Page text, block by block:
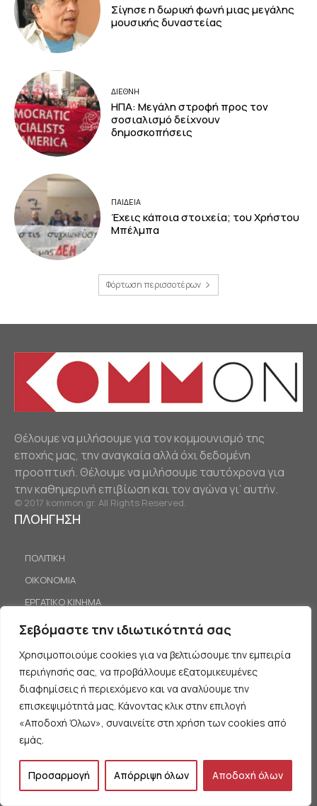
Σεβόμαστε την ιδιωτικότητά σας
Χρησιμοποιούμε cookies για να βελτιώσουμε την εμπειρία
περιήγησής σας, να προβάλλουμε εξατομικευμένες
διαφημίσεις ή περιεχόμενο και να αναλύουμε την
επισκεψιμότητά μας. Κάνοντας κλικ στην επιλογή
«Αποδοχή Όλων», συναινείτε στη χρήση των cookies από
εμάς.
Προσαρμογή Απόρριψη όλων Αποδοχή όλων
Σίγησε η δωρική φωνή μιας μεγάλης
μουσικής δυναστείας
ΔΙΕΘΝΗ
ΗΠΑ: Μεγάλη στροφή προς τον
σοσιαλισμό δείχνουν
δημοσκοπήσεις
ΠΑΙΔΕΙΑ
Έχεις κάποια στοιχεία; του Χρήστου
Μπέλμπα
Φόρτωση περισσοτέρων
Θέλουμε να μιλήσουμε για τον κομμουνισμό της
εποχής μας, την αναγκαία αλλά όχι δεδομένη
προοπτική. Θέλουμε να μιλήσουμε ταυτόχρονα για
την καθημερινή επιβίωση και τον αγώνα γι’ αυτήν.
© 2017 kommon.gr. All Rights Reserved.
ΠΛΟΗΓΗΣΗ
ΠΟΛΙΤΙΚΗ
ΟΙΚΟΝΟΜΙΑ
ΕΡΓΑΤΙΚΟ ΚΙΝΗΜΑ
ΔΙΕΘΝΗ
ΠΡΟΤΑΣΕΙΣ
ΟΡΟΙ ΧΡΗΣΗΣ
ΠΡΟΣΩΠΙΚΑ ΔΕΔΟΜΕΝΑ